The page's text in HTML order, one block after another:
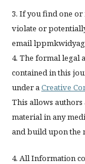
3. If you find one
violate or
email
4. The formal legal
contained in this
under a Creative
This allows authors
material in any
and build upon the
4. All Information